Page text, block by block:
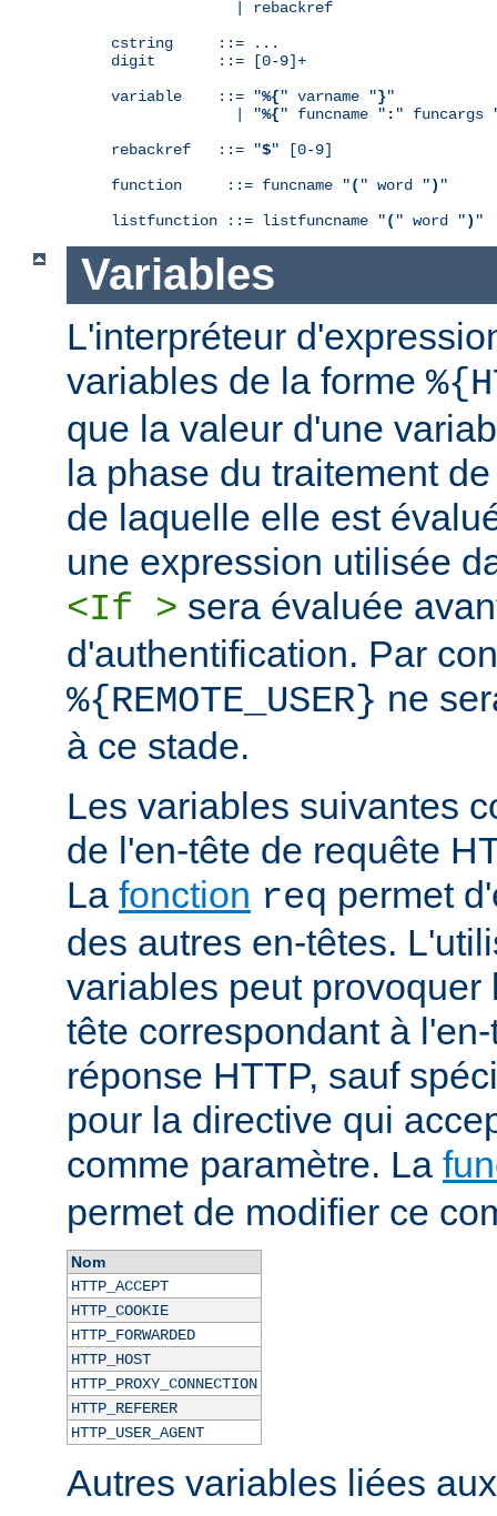
cstring     ::= ...
digit       ::= [0-9]+
variable    ::= "%{" varname "}"
              | "
%{" funcname " : " funcargs
rebackref   ::= "$" [0-9]
function     ::= funcname "( " word ") "
listfunction ::= listfuncname "( " word ") "
Variables
L'interpréteur
variables de la forme
que la valeur d'une
la phase du traitement
de laquelle elle est
une expression utilisée
<If > sera évaluée
d'authentification. Par
%{REMOTE_USER} ne
à ce stade.
Les variables suivantes
de l'en-tête de requête
La fonction req permet
des autres en-têtes.
variables peut provoquer
tête correspondant à
réponse HTTP, sauf
pour la directive qui
comme paramètre. La
permet de modifier ce
Nom
HTTP_ACCEPT
HTTP_COOKIE
HTTP_FORWARDED
HTTP_HOST
HTTP_PROXY_CONNECTION
HTTP_REFERER
HTTP_USER_AGENT
Autres variables liées